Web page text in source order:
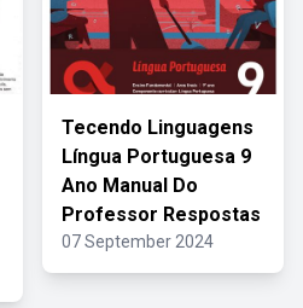
Tecendo Linguagens
Língua Portuguesa 9
Ano Manual Do
Professor Respostas
07 September 2024